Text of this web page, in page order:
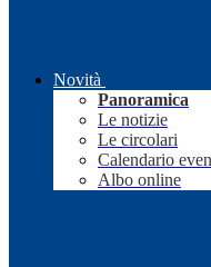
Novità
Panoramica
Le notizie
Le circolari
Calendario
Albo online